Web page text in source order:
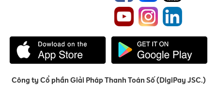
Công ty Cổ phần Giải Pháp Thanh Toán Số (DigiPay JSC.)